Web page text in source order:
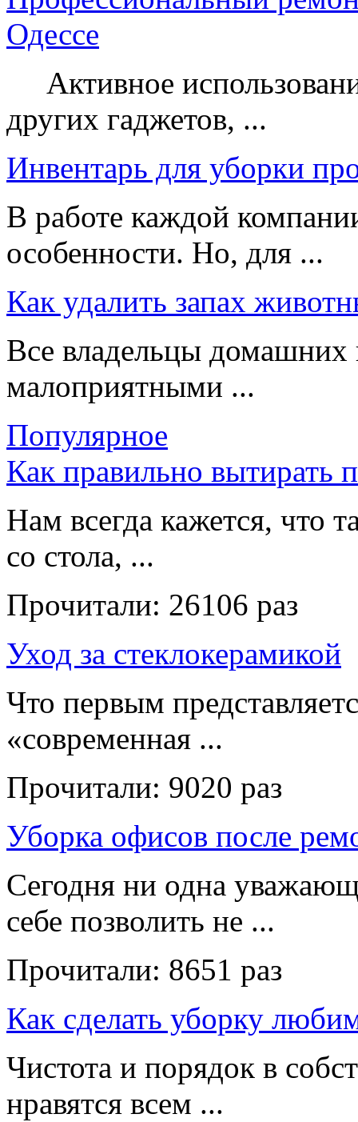
Одессе
Активное
других гаджетов, ...
Инвентарь для уборки
В работе каждой
особенности. Но, для ...
Как удалить запах
Все владельцы домашних
малоприятными ...
Популярное
Как правильно вытирать
Нам всегда кажется, что
со стола, ...
Прочитали: 26106 раз
Уход за стеклокерамикой
Что первым
«современная ...
Прочитали: 9020 раз
Уборка офисов после
Сегодня ни одна
себе позволить не ...
Прочитали: 8651 раз
Как сделать уборку
Чистота и порядок в
нравятся всем ...